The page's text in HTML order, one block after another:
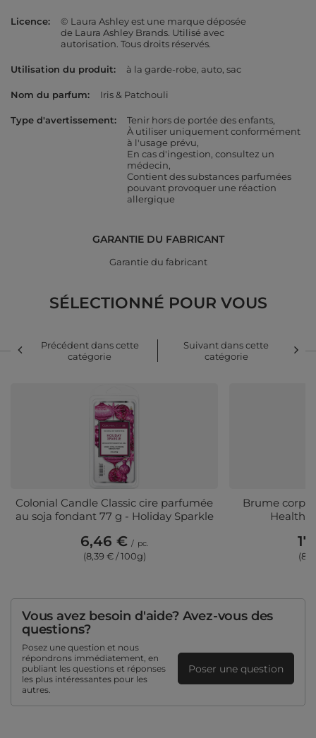
Licence
© Laura Ashley est une marque déposée
de Laura Ashley Brands. Utilisé avec
autorisation. Tous droits réservés.
Utilisation du produit à la garde-robe auto sac
Nom du parfum Iris & Patchouli
Type d'avertissement
Tenir hors de portée des enfants
À utiliser uniquement conformément
à l'usage prévu
En cas d'ingestion, consultez un
médecin
Contient des substances parfumées
pouvant provoquer une réaction
allergique
GARANTIE DU FABRICANT
Garantie du fabricant
SÉLECTIONNÉ POUR VOUS
Précédent dans cette
catégorie
Suivant dans cette
catégorie
Colonial Candle Classic cire parfumée
au soja fondant 77 g - Holiday Sparkle
6,46 € / pc.
(8,39 € / 100g)
Brume
Health
Vous avez besoin d'aide? Avez-vous des
questions?
Posez une question et nous
répondrons immédiatement, en
publiant les questions et réponses
les plus intéressantes pour les
autres.
Poser une question